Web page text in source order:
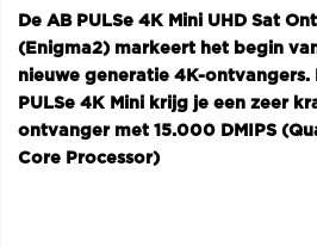
De AB PULSe 4K Mini UHD Sat
(Enigma2) markeert het begin
nieuwe generatie 4K-ontvangers.
PULSe 4K Mini krijg je een zeer
ontvanger met 15.000 DMIPS
Core Processor)